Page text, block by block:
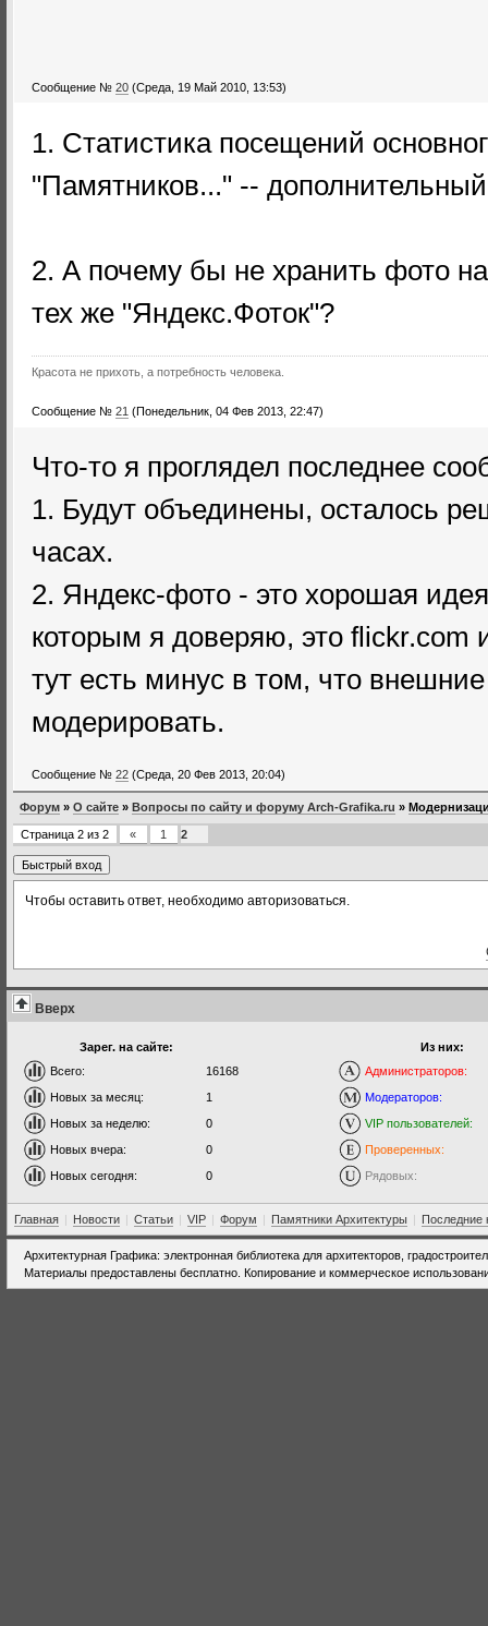
Сообщение № 20 (Среда, 19 Май 2010, 13:53)
1. Статистика посещений
"Памятников..." --
2. А почему бы не хранить фото
тех же "Яндекс.Фоток"?
Красота не прихоть, а потребность человека.
Сообщение № 21 (Понедельник, 04 Фев 2013, 22:47)
Что-то я проглядел последнее
1. Будут объединены, осталось
часах.
2. Яндекс-фото - это хорошая
которым я доверяю, это flickr.com
тут есть минус в том, что
модерировать.
Сообщение № 22 (Среда, 20 Фев 2013, 20:04)
Форум » О сайте » Вопросы по сайту и форуму Arch-Grafika.ru »
Страница 2 из 2 « 1 2
Чтобы оставить ответ, необходимо авторизоваться.
Вверх
Зарег. на сайте:
Всего:
16168
Новых за месяц:
1
Новых за неделю:
0
Новых вчера:
0
Новых сегодня:
0
Из них:
Администраторов:
Модераторов:
VIP пользователей:
Проверенных:
Рядовых:
Главная | Новости | Статьи | VIP | Форум | Памятники Архитектуры | Последние
Архитектурная Графика: электронная библиотека для архитекторов,
Материалы предоставлены бесплатно. Копирование и коммерческое